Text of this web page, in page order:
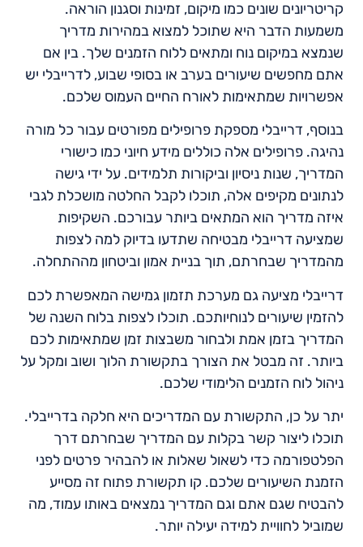
קריטריונים שונים כמו מיקום, זמינות וסגנון הוראה.
משמעות הדבר היא שתוכל למצוא במהירות מדריך
שנמצא במיקום נוח ומתאים ללוח הזמנים שלך. בין אם
אתם מחפשים שיעורים בערב או בסופי שבוע, לדרייבלי יש
אפשרויות שמתאימות לאורח החיים העמוס שלכם.
בנוסף, דרייבלי מספקת פרופילים מפורטים עבור כל מורה
נהיגה. פרופילים אלה כוללים מידע חיוני כמו כישורי
המדריך, שנות ניסיון וביקורות תלמידים. על ידי גישה
לנתונים מקיפים אלה, תוכלו לקבל החלטה מושכלת לגבי
איזה מדריך הוא המתאים ביותר עבורכם. השקיפות
שמציעה דרייבלי מבטיחה שתדעו בדיוק למה לצפות
מהמדריך שבחרתם, תוך בניית אמון וביטחון מההתחלה.
דרייבלי מציעה גם מערכת תזמון גמישה המאפשרת לכם
להזמין שיעורים לנוחיותכם. תוכלו לצפות בלוח השנה של
המדריך בזמן אמת ולבחור משבצות זמן שמתאימות לכם
ביותר. זה מבטל את הצורך בתקשורת הלוך ושוב ומקל על
ניהול לוח הזמנים הלימודי שלכם.
יתר על כן, התקשורת עם המדריכים היא חלקה בדרייבלי.
תוכלו ליצור קשר בקלות עם המדריך שבחרתם דרך
הפלטפורמה כדי לשאול שאלות או להבהיר פרטים לפני
הזמנת השיעורים שלכם. קו תקשורת פתוח זה מסייע
להבטיח שגם אתם וגם המדריך נמצאים באותו עמוד, מה
שמוביל לחוויית למידה יעילה יותר.